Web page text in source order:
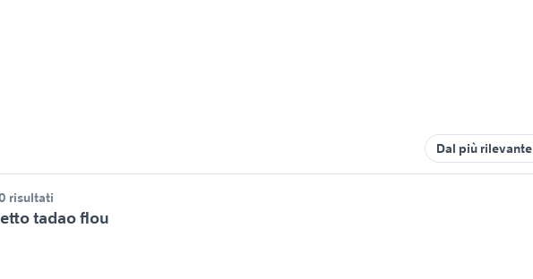
Dal più rilevante
risultati
tadao flou